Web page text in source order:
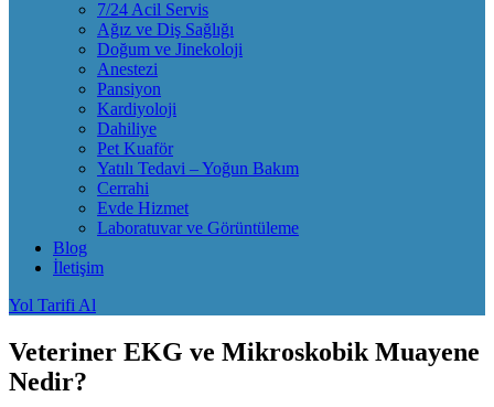
7/24 Acil Servis
Ağız ve Diş Sağlığı
Doğum ve Jinekoloji
Anestezi
Pansiyon
Kardiyoloji
Dahiliye
Pet Kuaför
Yatılı Tedavi – Yoğun Bakım
Cerrahi
Evde Hizmet
Laboratuvar ve Görüntüleme
Blog
İletişim
Yol Tarifi Al
Veteriner EKG ve Mikroskobik Muayene
Nedir?